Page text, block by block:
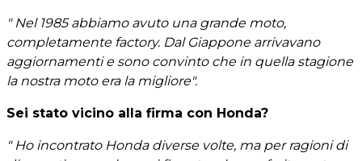
" Nel 1985 abbiamo avuto una grande moto,
completamente factory. Dal Giappone arrivavano
aggiornamenti e sono convinto che in quella stagione
la nostra moto era la migliore".
Sei stato vicino alla firma con Honda?
" Ho incontrato Honda diverse volte, ma per ragioni di